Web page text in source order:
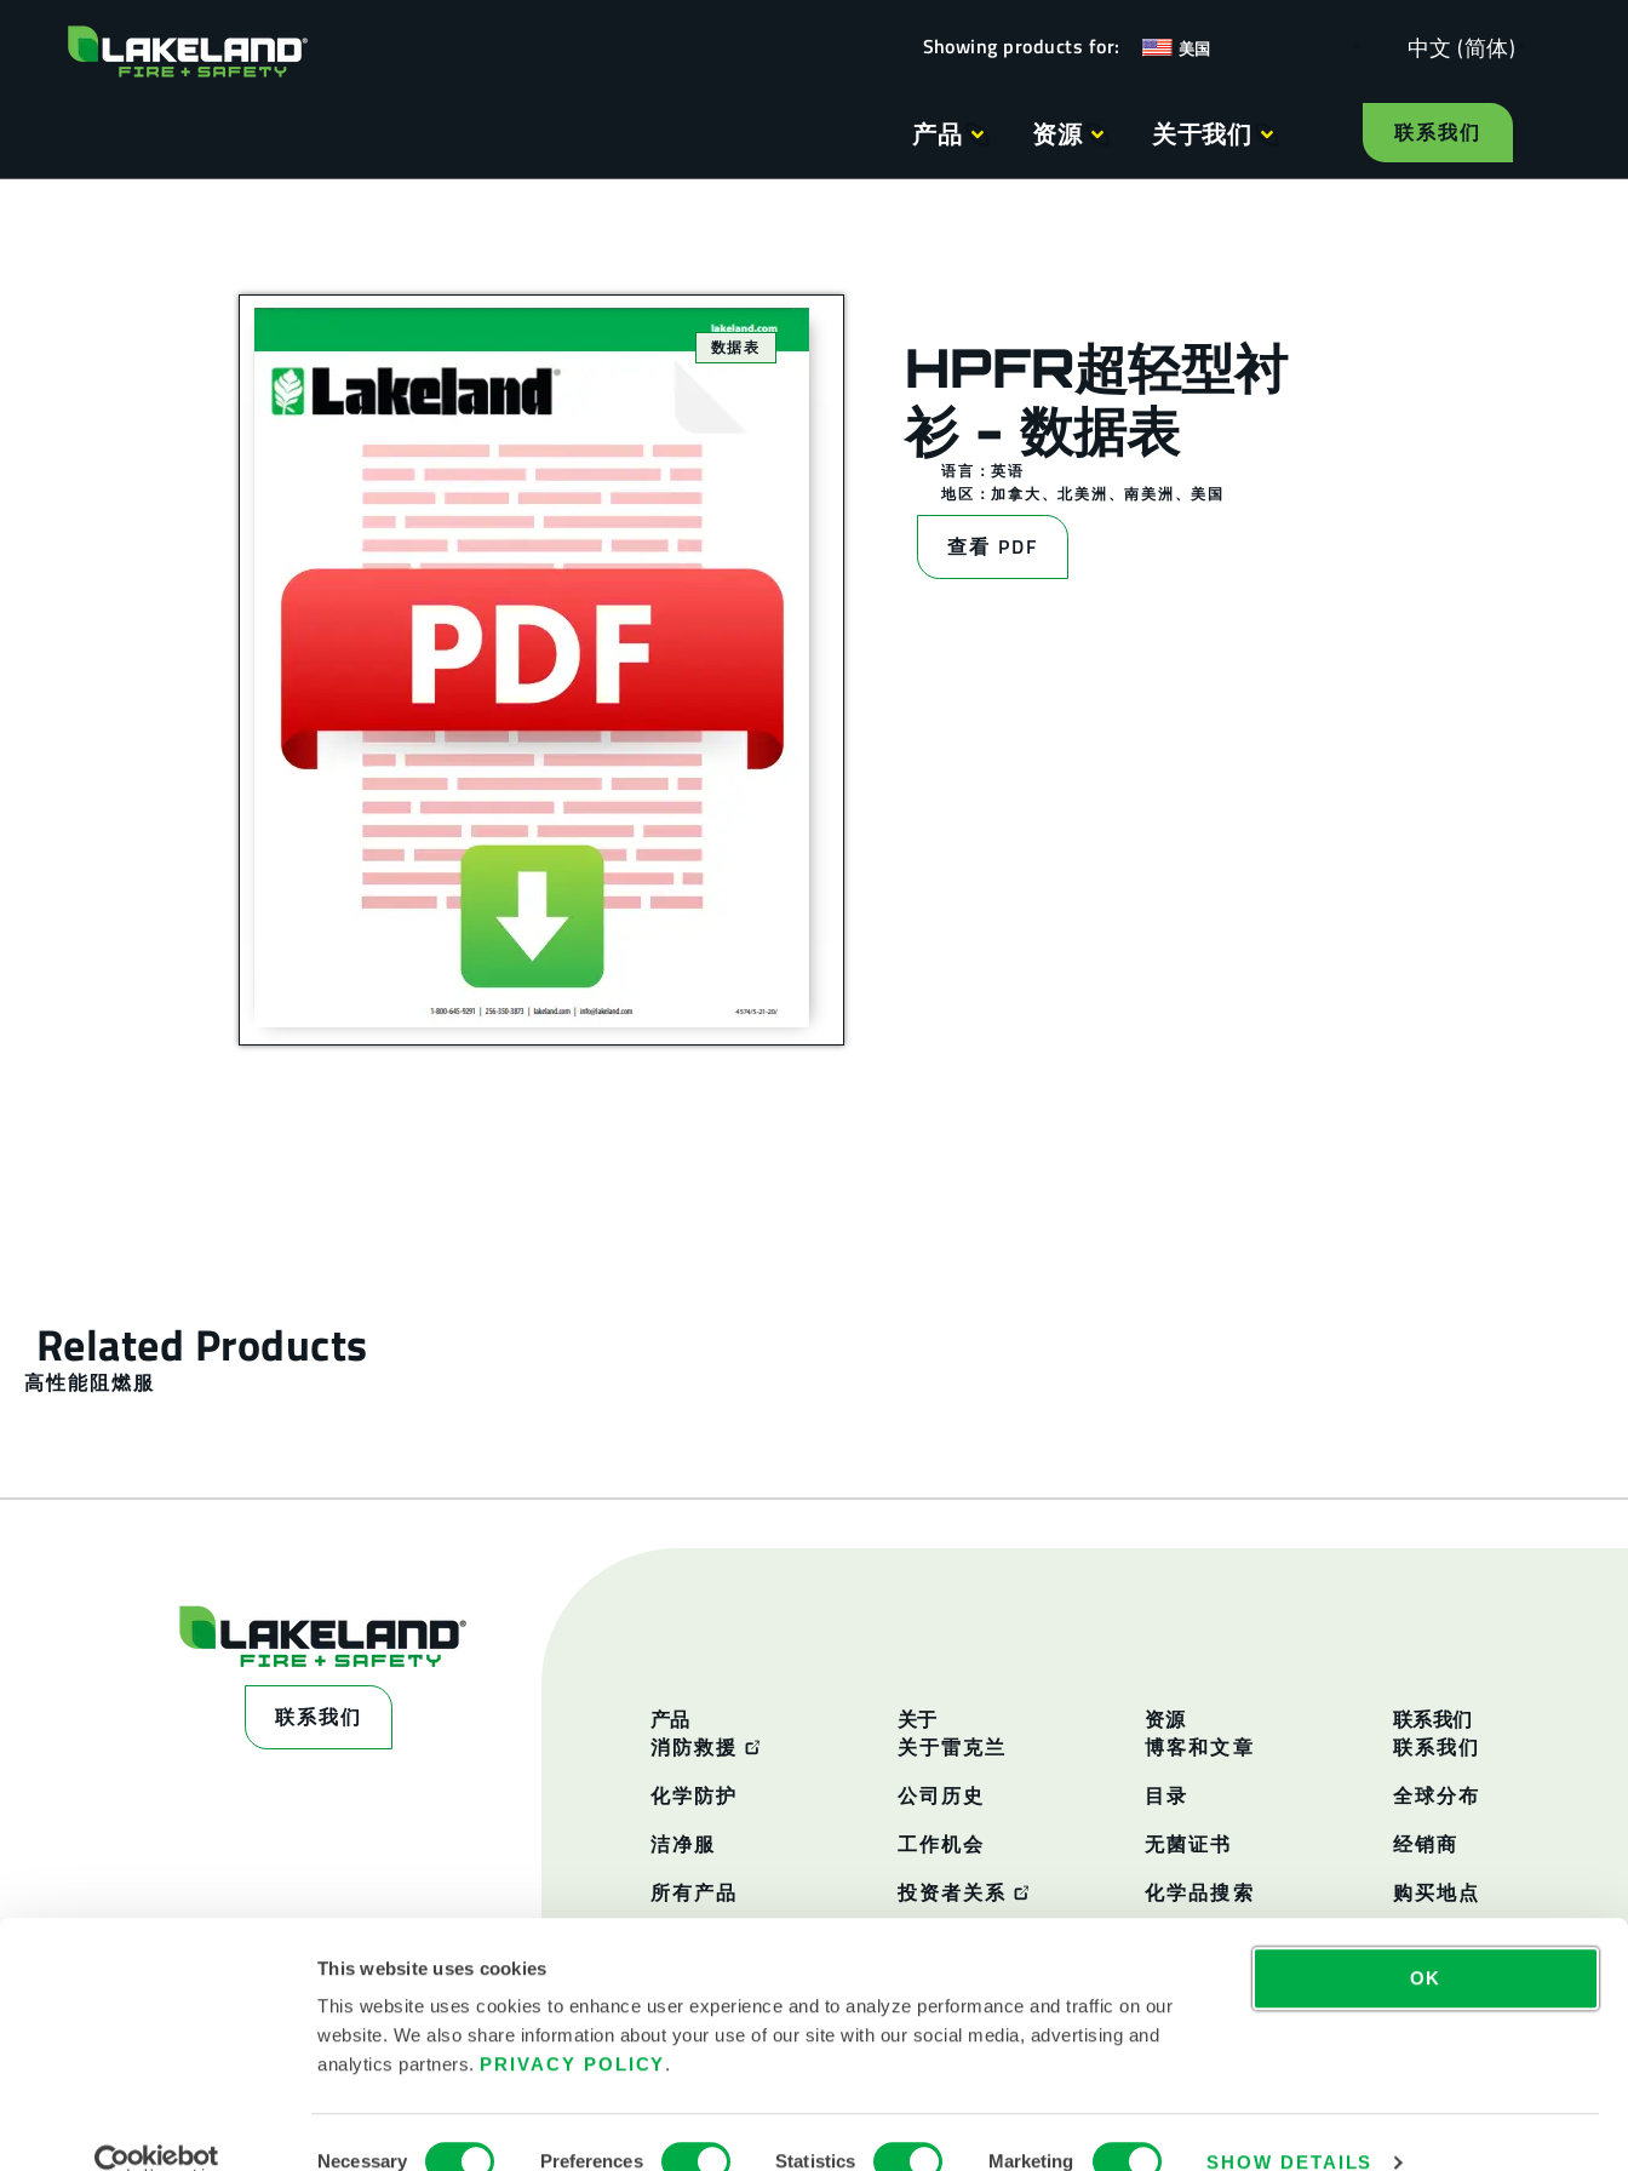
This website uses cookies
This website uses cookies to enhance user experience and to analyze performance and traffic on our
website. We also share information about your use of our site with our social media, advertising and
analytics partners. PRIVACY POLICY.
Necessary Preferences Statistics Marketing SHOW DETAILS
OK
美国 中文 (简体)
产品 资源 关于我们 联系我们
数据表
HPFR超轻型衬
衫 - 数据表
语言：英语
地区：加拿大、北美洲、南美洲、美国
查看 PDF
高性能阻燃服
联系我们 产品
消防救援
化学防护
洁净服
所有产品
关于
关于雷克兰
公司历史
工作机会
投资者关系
资源
博客和文章
目录
无菌证书
化学品搜索
联系我们
联系我们
全球分布
经销商
购买地点
© 2026雷克兰 。保留所有权利。